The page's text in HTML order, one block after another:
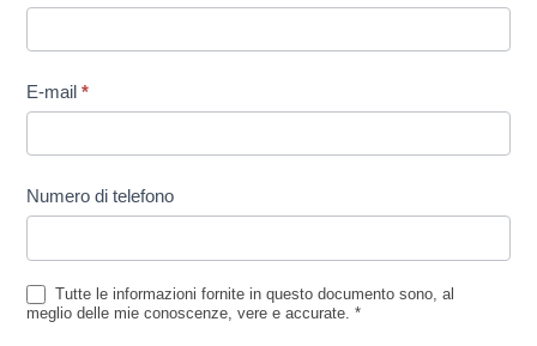
E-mail*
Numero di telefono
Tutte le informazioni fornite in questo documento sono, al
meglio delle mie conoscenze, vere e accurate. *